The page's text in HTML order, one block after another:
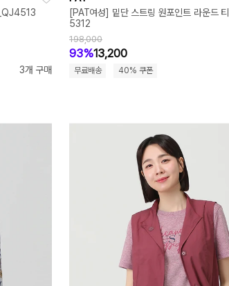
3개 구매
[PAT여성] 밑단 스트링 원포인트 라운드
5312
198,000
93%13,200
무료배송 40% 쿠폰